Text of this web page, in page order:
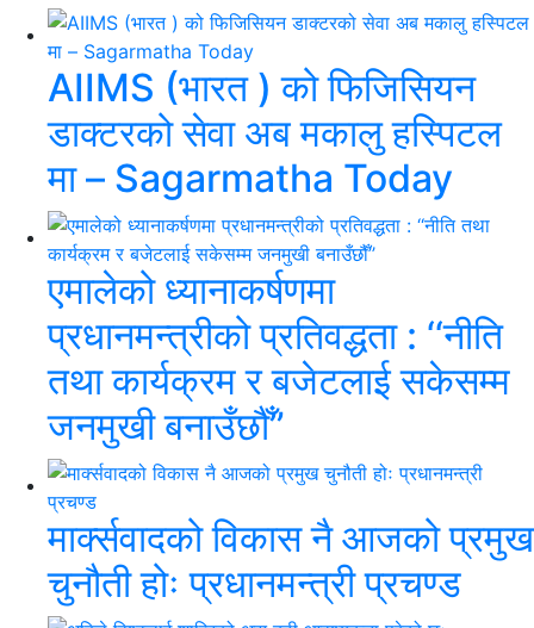
AIIMS (भारत ) को फिजिसियन
डाक्टरको सेवा अब मकालु हस्पिटल
मा – Sagarmatha Today
एमालेको ध्यानाकर्षणमा
प्रधानमन्त्रीको प्रतिवद्धता : ‘‘नीति
तथा कार्यक्रम र बजेटलाई सकेसम्म
जनमुखी बनाउँछौँ’’
मार्क्सवादको विकास नै आजको प्रमुख
चुनौती होः प्रधानमन्त्री प्रचण्ड